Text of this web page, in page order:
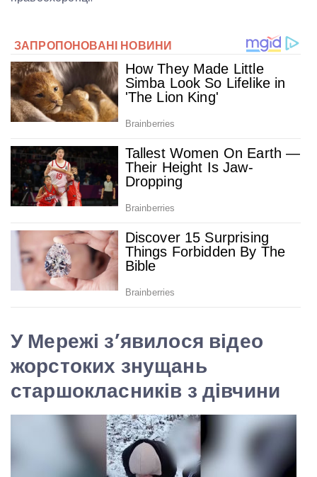
У Мережі з’явилося відео
жорстоких знущань
старшокласників з дівчини